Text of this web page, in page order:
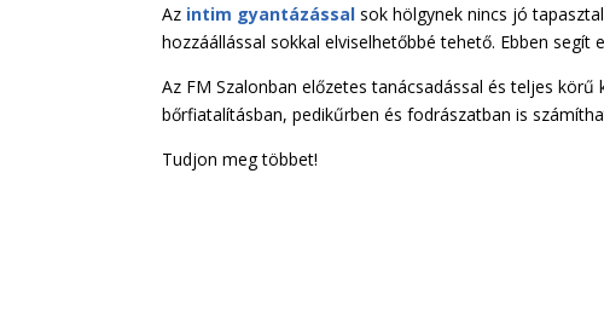
Az intim gyantázással sok hölgynek nincs jó
hozzáállással sokkal elviselhetőbbé tehető. Ebben segít
Az FM Szalonban előzetes tanácsadással és teljes körű
bőrfiatalításban, pedikűrben és fodrászatban is
Tudjon meg többet!